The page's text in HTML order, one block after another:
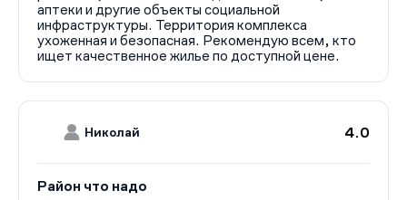
лоджиями.
аптеки и другие объекты социальной
инфраструктуры. Территория комплекса
ухоженная и безопасная. Рекомендую всем, кто
ищет качественное жилье по доступной цене.
Николай 4.0
Район что надо